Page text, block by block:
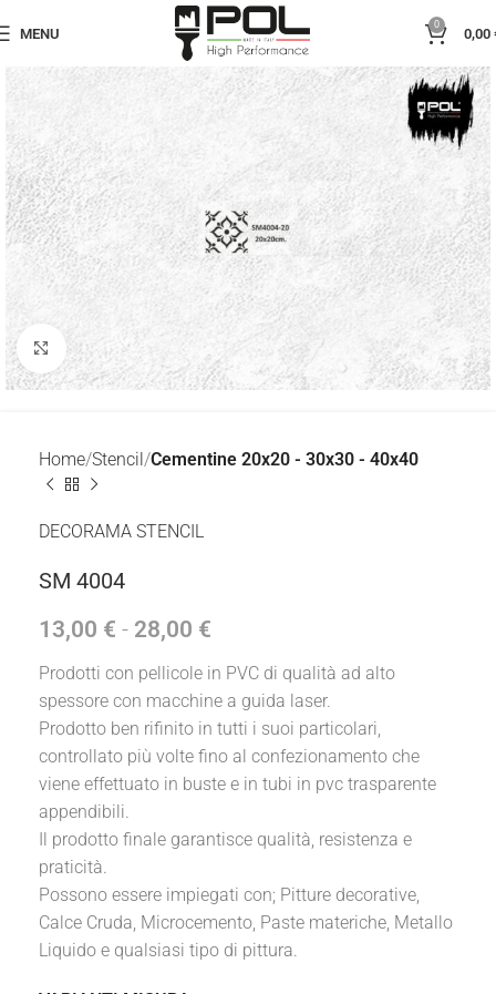
MENU
0
0,00
Click to enlarge
Home Stencil Cementine 20x20 - 30x30 - 40x40
DECORAMA STENCIL
SM 4004
13,00 € - 28,00 €
Prodotti con pellicole in PVC di qualità ad alto
spessore con macchine a guida laser.
Prodotto ben rifinito in tutti i suoi particolari,
controllato più volte fino al confezionamento che
viene effettuato in buste e in tubi in pvc trasparente
appendibili.
Il prodotto finale garantisce qualità, resistenza e
praticità.
Possono essere impiegati con; Pitture decorative,
Calce Cruda, Microcemento, Paste materiche, Metallo
Liquido e qualsiasi tipo di pittura.